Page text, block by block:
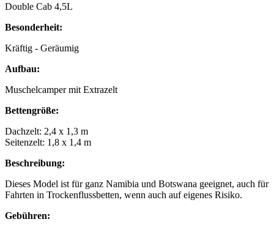
Double Cab 4,5L
Besonderheit:
Kräftig - Geräumig
Aufbau:
Muschelcamper mit Extrazelt
Bettengröße:
Dachzelt: 2,4 x 1,3 m
Seitenzelt: 1,8 x 1,4 m
Beschreibung:
Dieses Model ist für ganz Namibia und Botswana geeignet, auch für
Fahrten in Trockenflussbetten, wenn auch auf eigenes Risiko.
Gebühren: